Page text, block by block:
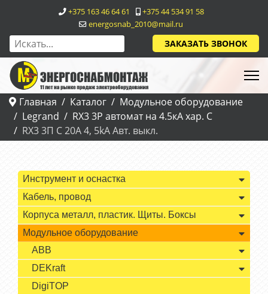
+375 163 46 64 61
+375 44 534 91 58
energosnab_2010@mail.ru
ЗАКАЗАТЬ ЗВОНОК
Главная Каталог
Модульное оборудование
Legrand
RX3 3P автомат на 4.5кА хар. С
RX3 3П С 20A 4, 5kA Авт. выкл.
Инструмент и оснастка
Кабель, провод
Корпуса металл, пластик. Щиты. Боксы
Модульное оборудование
ABB
DEKraft
DigiTOP